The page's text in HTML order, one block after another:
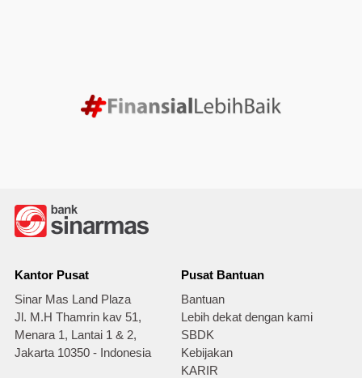
Kantor Pusat
Sinar Mas Land Plaza
Jl. M.H Thamrin kav 51,
Menara 1, Lantai 1 & 2,
Jakarta 10350 - Indonesia
Pusat Bantuan
Bantuan
Lebih dekat dengan kami
SBDK
Kebijakan
KARIR